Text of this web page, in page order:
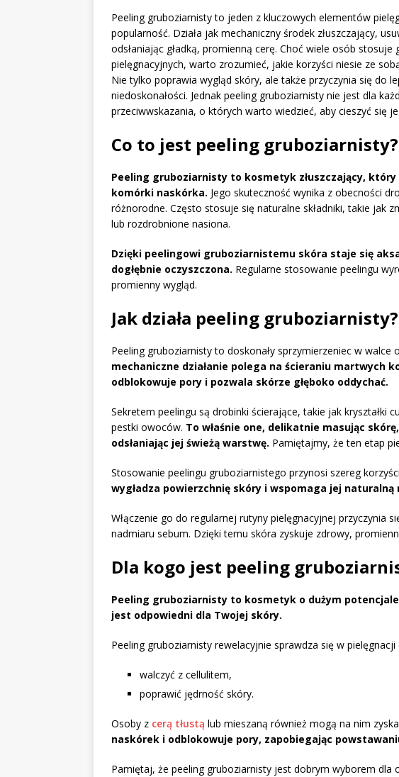
Peeling gruboziarnisty to jeden z kluczowych elementów
popularność. Działa jak mechaniczny środek złuszczający,
odsłaniając gładką, promienną cerę. Choć wiele osób stosuje
pielęgnacyjnych, warto zrozumieć, jakie korzyści niesie ze
Nie tylko poprawia wygląd skóry, ale także przyczynia się do
niedoskonałości. Jednak peeling gruboziarnisty nie jest dla
przeciwwskazania, o których warto wiedzieć, aby cieszyć się
Co to jest peeling gruboziarnisty?
Peeling gruboziarnisty to kosmetyk złuszczający,
komórki naskórka. Jego skuteczność wynika z obecności
różnorodne. Często stosuje się naturalne składniki, takie jak
lub rozdrobnione nasiona.
Dzięki peelingowi gruboziarnistemu skóra staje się
dogłębnie oczyszczona. Regularne stosowanie peelingu
promienny wygląd.
Jak działa peeling gruboziarnisty?
Peeling gruboziarnisty to doskonały sprzymierzeniec w walce
mechaniczne działanie polega na ścieraniu martwych
odblokowuje pory i pozwala skórze głęboko oddychać.
Sekretem peelingu są drobinki ścierające, takie jak kryształki
pestki owoców. To właśnie one, delikatnie masując
odsłaniając jej świeżą warstwę. Pamiętajmy, że ten etap
Stosowanie peelingu gruboziarnistego przynosi szereg
wygładza powierzchnię skóry i wspomaga jej naturalną
Włączenie go do regularnej rutyny pielęgnacyjnej przyczynia
nadmiaru sebum. Dzięki temu skóra zyskuje zdrowy,
Dla kogo jest peeling
Peeling gruboziarnisty to kosmetyk o dużym
jest odpowiedni dla Twojej skóry.
Peeling gruboziarnisty rewelacyjnie sprawdza się w pielęgnacji
walczyć z cellulitem,
poprawić jędrność skóry.
Osoby z cerą tłustą lub mieszaną również mogą na nim
naskórek i odblokowuje pory, zapobiegając
Pamiętaj, że peeling gruboziarnisty jest dobrym wyborem dla